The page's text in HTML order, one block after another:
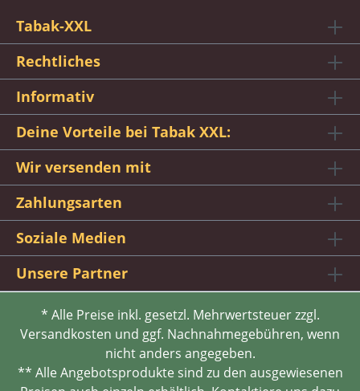
Tabak-XXL
Rechtliches
Informativ
Deine Vorteile bei Tabak XXL:
Wir versenden mit
Zahlungsarten
Soziale Medien
Unsere Partner
* Alle Preise inkl. gesetzl. Mehrwertsteuer zzgl.
Versandkosten und ggf. Nachnahmegebühren, wenn
nicht anders angegeben.
** Alle Angebotsprodukte sind zu den ausgewiesenen